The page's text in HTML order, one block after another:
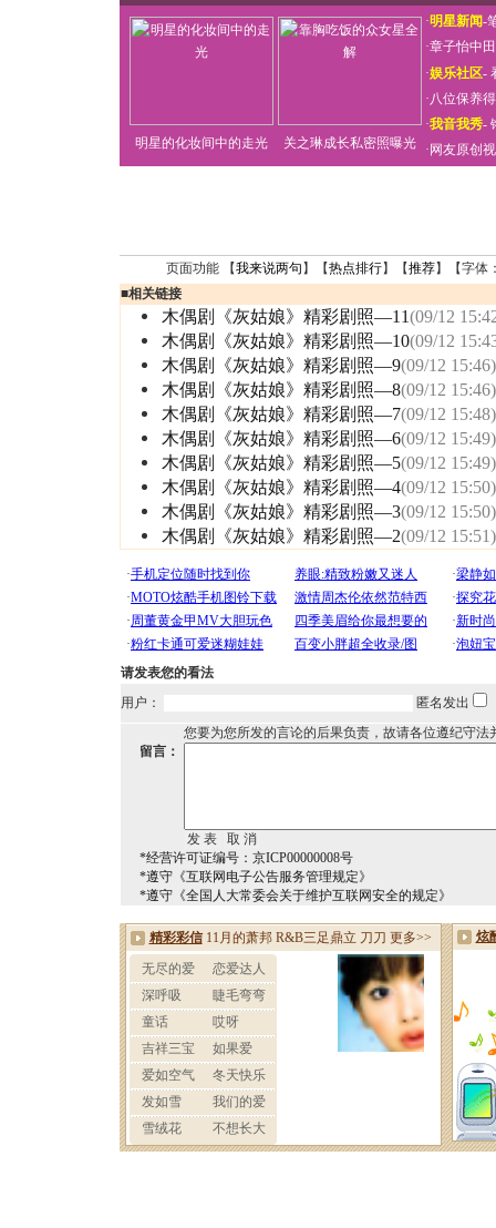
明星的化妆间中的走光 关之琳成长私密照曝光
·明星新闻-
·章子怡中
·娱乐社区-
·八位保养
·我音我秀-
· 网友原创
页面功能 【我来说两句 】【热点排行】【推荐】【字体
■相关链接
木偶剧《灰姑娘》精彩剧照—11(09/12
木偶剧《灰姑娘》精彩剧照—10(09/12
木偶剧《灰姑娘》精彩剧照—9(09/12 15:46)
木偶剧《灰姑娘》精彩剧照—8(09/12 15:46)
木偶剧《灰姑娘》精彩剧照—7(09/12 15:48)
木偶剧《灰姑娘》精彩剧照—6(09/12 15:49)
木偶剧《灰姑娘》精彩剧照—5(09/12 15:49)
木偶剧《灰姑娘》精彩剧照—4(09/12 15:50)
木偶剧《灰姑娘》精彩剧照—3(09/12 15:50)
木偶剧《灰姑娘》精彩剧照—2(09/12 15:51)
请发表您的看法
用户：
匿名发出
您要为您所发的言论的后果负责，故请各位遵纪守法
留言：
*经营许可证编号：京ICP00000008号
*遵守《互联网电子公告服务管理规定》
*遵守《全国人大常委会关于维护互联网安全的规定》